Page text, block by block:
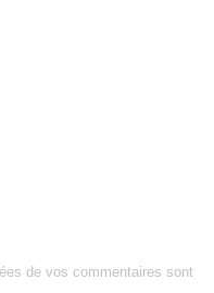
de vos commentaires sont